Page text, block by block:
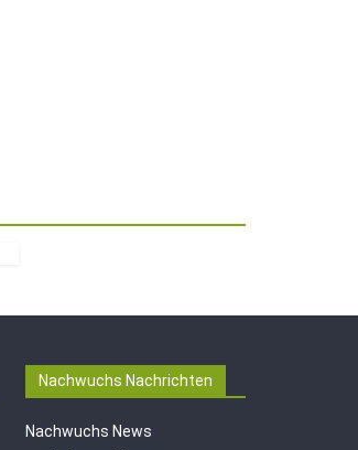
Nachwuchs Nachrichten
Nachwuchs News